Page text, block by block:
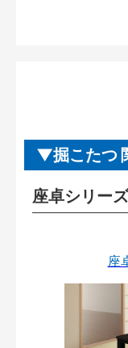
掘こたつ
座卓シリー
座